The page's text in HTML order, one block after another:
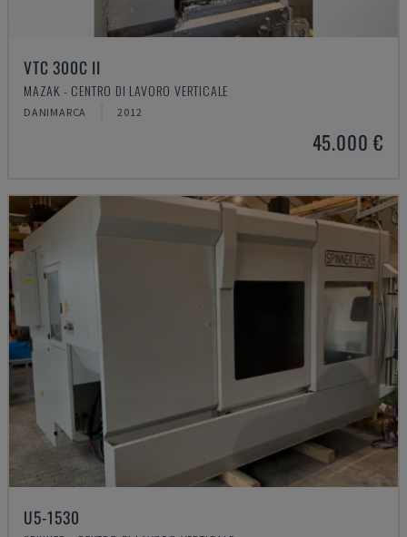
VTC 300C II
MAZAK - CENTRO DI LAVORO VERTICALE
DANIMARCA 2012
45.000 €
U5-1530